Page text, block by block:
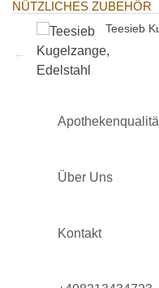
NÜTZLICHES ZUBEHÖR
Teesieb
Über Uns
Kontakt